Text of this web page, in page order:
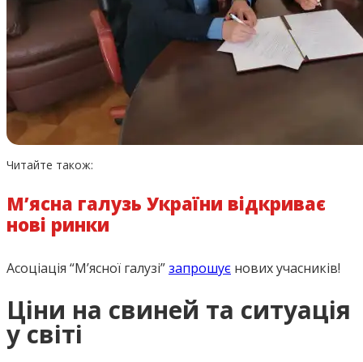
Читайте також:
М’ясна галузь України відкриває
нові ринки
Асоціація “М’ясної галузі”запрошує нових учасників!
Ціни на свиней та ситуація
у світі